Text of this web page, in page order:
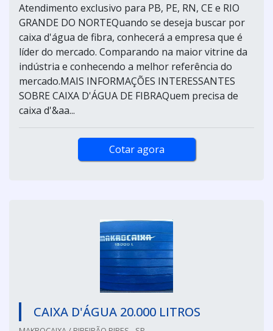
Atendimento exclusivo para PB, PE, RN, CE e RIO
GRANDE DO NORTEQuando se deseja buscar por
caixa d'água de fibra, conhecerá a empresa que é
líder do mercado. Comparando na maior vitrine da
indústria e conhecendo a melhor referência do
mercado.MAIS INFORMAÇÕES INTERESSANTES
SOBRE CAIXA D'ÁGUA DE FIBRAQuem precisa de
caixa d'&aa...
Cotar agora
CAIXA D'ÁGUA 20.000 LITROS